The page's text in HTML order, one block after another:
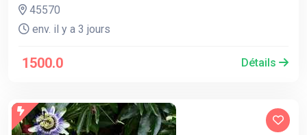
45570
env. il y a 3 jours
1500.0 Détails